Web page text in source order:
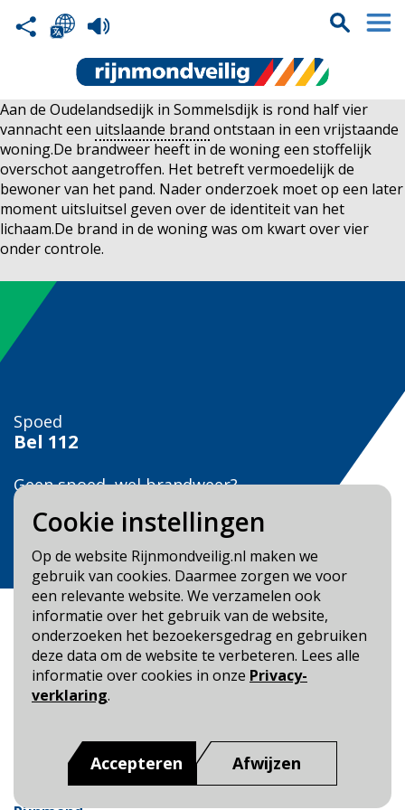
Cookie instellingen
Op de website Rijnmondveilig.nl maken we
gebruik van cookies. Daarmee zorgen we voor
een relevante website. We verzamelen ook
informatie over het gebruik van de website,
onderzoeken het bezoekersgedrag en gebruiken
deze data om de website te verbeteren. Lees alle
informatie over cookies in onze Privacy-
verklaring.
Accepteren Afwijzen
Aan de Oudelandsedijk in Sommelsdijk is rond half vier
vannacht een uitslaande brand ontstaan in een vrijstaande
woning.De brandweer heeft in de woning een stoffelijk
overschot aangetroffen. Het betreft vermoedelijk de
bewoner van het pand. Nader onderzoek moet op een later
moment uitsluitsel geven over de identiteit van het
lichaam.De brand in de woning was om kwart over vier
onder controle.
Spoed
Bel 112
Geen spoed, wel brandweer?
Bel
Veilig Leven?
Bel 0900-8387
Blijf op de hoogte
Toegankelijkheid
Dit is een website van:Veiligheidsregio Rotterdam-